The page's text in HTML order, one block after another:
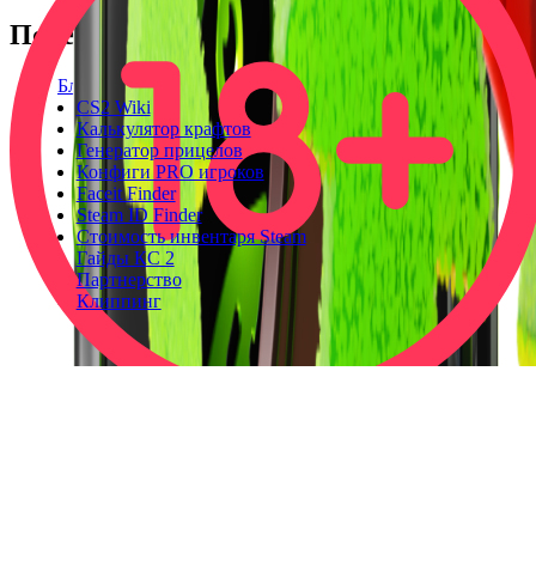
Полезное
Блог
CS2 Wiki
Калькулятор крафтов
Генератор прицелов
Конфиги PRO игроков
Faceit Finder
Steam ID Finder
Стоимость инвентаря Steam
Гайды КС 2
Партнерство
Клиппинг